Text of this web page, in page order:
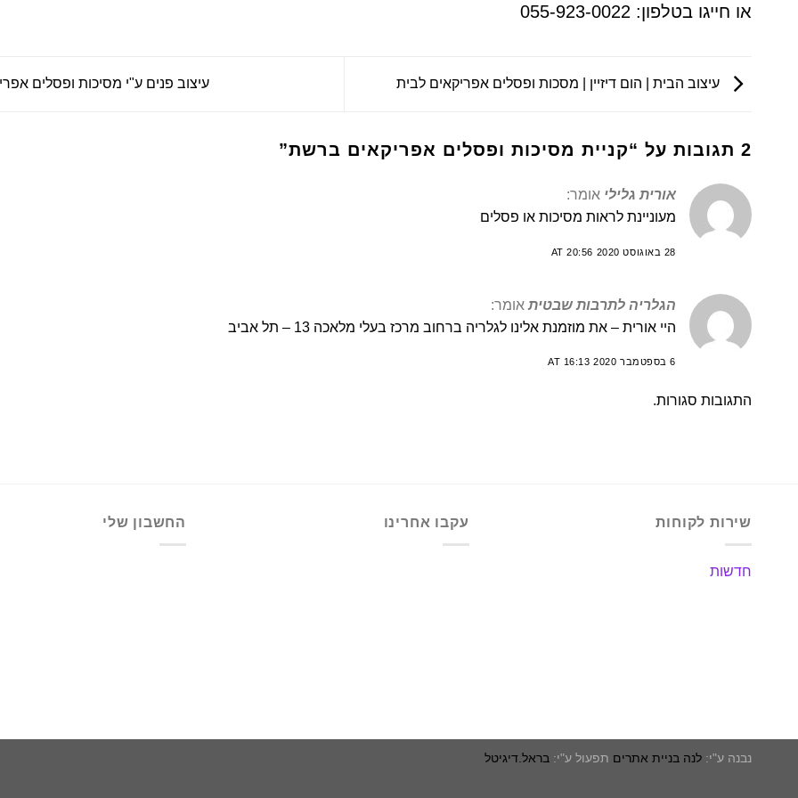
או חייגו בטלפון: 055-923-0022
עיצוב הבית | הום דיזיין | מסכות ופסלים אפריקאים לבית עיצוב פנים ע"י מסיכות ופסלים
2 תגובות על “ קניית מסיכות ופסלים אפריקאים ברשת”
אורית גלילי אומר:
מעוניינת לראות מסיכות או פסלים
28 באוגוסט 2020 AT 20:56
הגלריה לתרבות שבטית אומר:
היי אורית – את מוזמנת אלינו לגלריה ברחוב מרכז בעלי מלאכה 13 – תל אביב
6 בספטמבר 2020 AT 16:13
התגובות סגורות.
שירות לקוחות
חדשות
עקבו אחרינו החשבון שלי
נבנה ע"י: לנה בניית אתרים תפעול ע"י: בראל.דיגיטל